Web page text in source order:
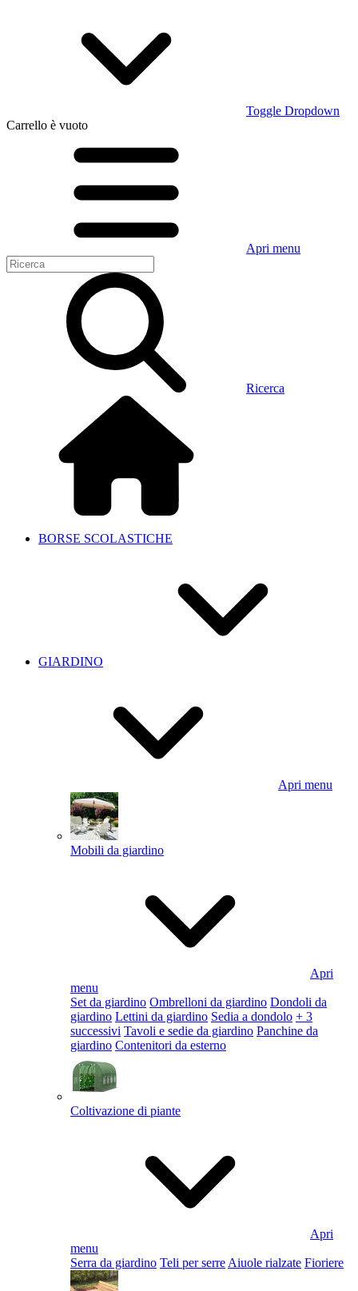
Toggle Dropdown
Carrello è vuoto
Apri menu
Ricerca
BORSE SCOLASTICHE
GIARDINO
Apri menu
Mobili da giardino
Apri
menu
Set da giardino Ombrelloni da giardino Dondoli da
giardino Lettini da giardino Sedia a dondolo + 3
successivi Tavoli e sedie da giardino Panchine da
giardino Contenitori da esterno
Coltivazione di piante
Apri
menu
Serra da giardino Teli per serre Aiuole rialzate Fioriere